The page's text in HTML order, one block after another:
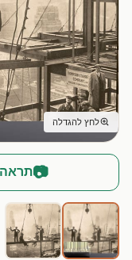
לחץ להגדלה
📷